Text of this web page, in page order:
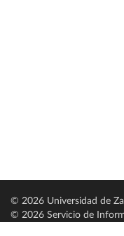
© 2026 Universidad de
© 2026 Servicio de